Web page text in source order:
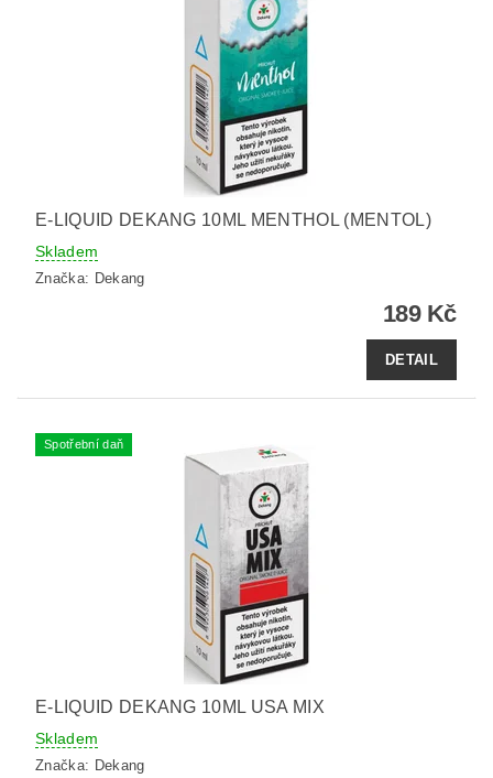
E-LIQUID DEKANG 10ML MENTHOL (MENTOL)
Skladem
Značka: Dekang
189 Kč
DETAIL
Spotřební daň
E-LIQUID DEKANG 10ML USA MIX
Skladem
Značka: Dekang